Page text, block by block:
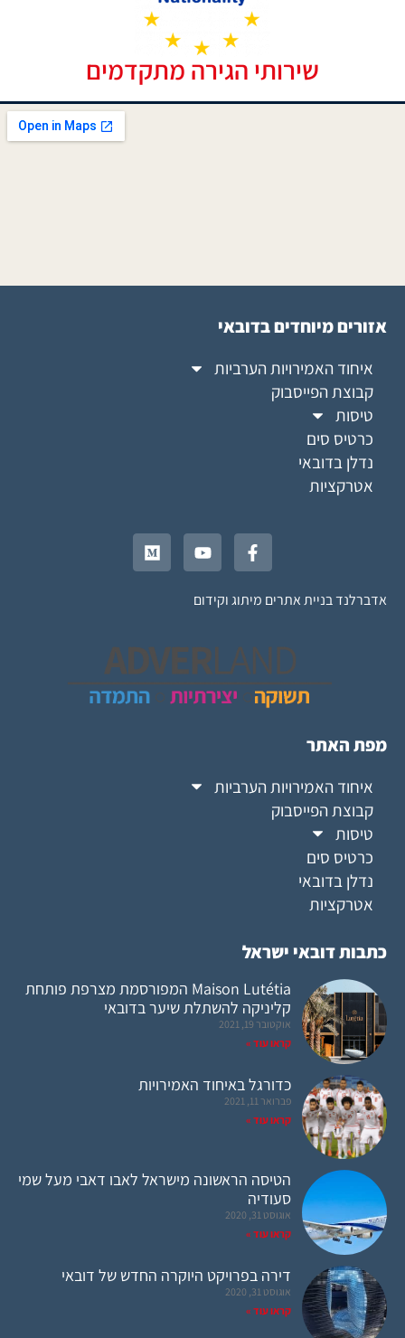
שירותי הגירה מתקדמים
אזורים מיוחדים בדובאי
איחוד האמירויות הערביות
קבוצת הפייסבוק
טיסות
כרטיס סים
נדלן בדובאי
אטרקציות
אדברלנד בניית אתרים מיתוג וקידום
מפת האתר
איחוד האמירויות הערביות
קבוצת הפייסבוק
טיסות
כרטיס סים
נדלן בדובאי
אטרקציות
כתבות דובאי ישראל
Maison Lutétia המפורסמת מצרפת פותחת
קליניקה להשתלת שיער בדובאי
אוקטובר 19, 2021
קראו עוד »
כדורגל באיחוד האמירויות
פברואר 11, 2021
קראו עוד »
הטיסה הראשונה מישראל לאבו דאבי מעל שמי
סעודיה
אוגוסט 31, 2020
קראו עוד »
דירה בפרויקט היוקרה החדש של דובאי
אוגוסט 31, 2020
קראו עוד »